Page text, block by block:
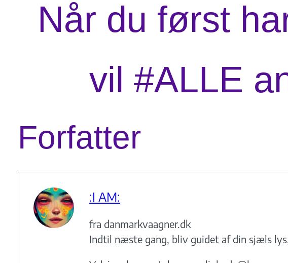
Når du først
vil #ALLE
Forfatter
:I AM:
fra danmarkvaagner.dk
Indtil næste gang, bliv guidet af din sjæls